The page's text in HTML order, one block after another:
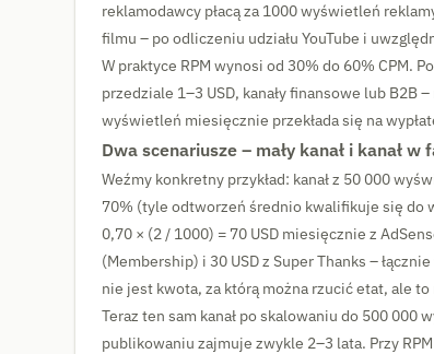
reklamodawcy płacą za 1000 wyświetleń
filmu – po odliczeniu udziału YouTube i
W praktyce RPM wynosi od 30% do 60% CPM.
przedziale 1–3 USD, kanały finansowe lub B2B
wyświetleń miesięcznie przekłada się na
Dwa scenariusze – mały kanał i kanał
Weźmy konkretny przykład: kanał z 50 000
70% (tyle odtworzeń średnio kwalifikuje się do
0,70 × (2 / 1000) = 70 USD miesięcznie z
(Membership) i 30 USD z Super Thanks –
nie jest kwota, za którą można rzucić etat, ale
Teraz ten sam kanał po skalowaniu do 500
publikowaniu zajmuje zwykle 2–3 lata. Przy